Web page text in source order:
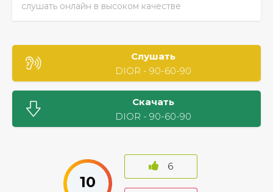
слушать онлайн в высоком качестве
Слушать
DIOR - 90-60-90
Скачать
DIOR - 90-60-90
10
6